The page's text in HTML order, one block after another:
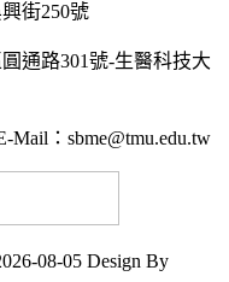
街250號
通路301號-生醫科技大
Mail ： sbme@tmu.edu.tw
08-05 Design By